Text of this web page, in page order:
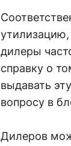
дилеры
справку о
выдавать
вопросу в
Дилеров